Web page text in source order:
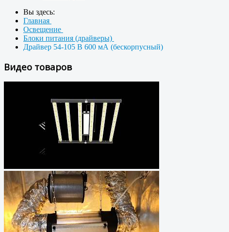
Вы здесь:
Главная
Освещение
Блоки питания (драйверы)
Драйвер 54-105 В 600 мА (бескорпусный)
Видео товаров